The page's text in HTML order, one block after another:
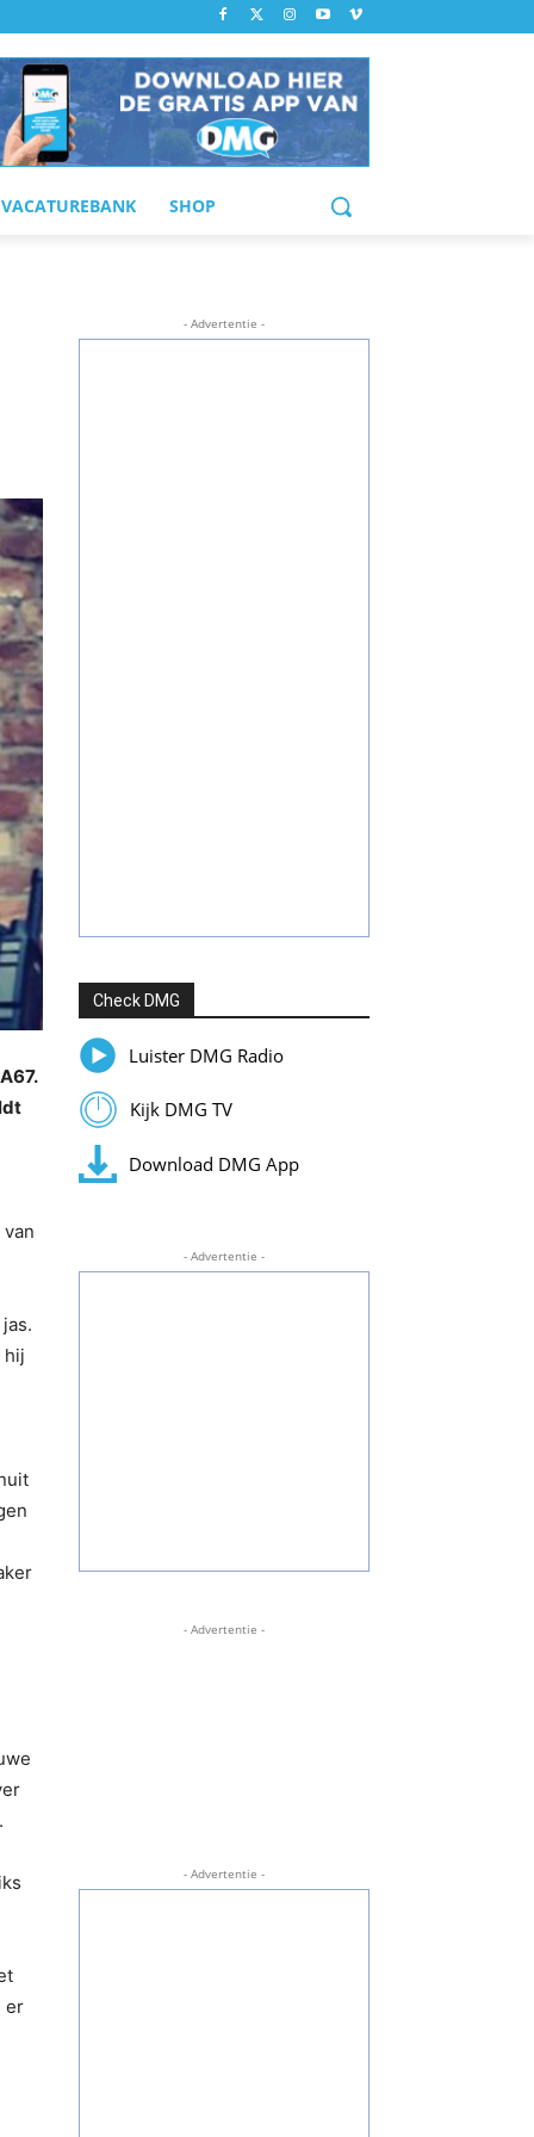
VACATUREBANK SHOP
hij
er
- Advertentie -
Check DMG
Luister DMG Radio
Kijk DMG TV
Download DMG App
- Advertentie -
- Advertentie -
- Advertentie -